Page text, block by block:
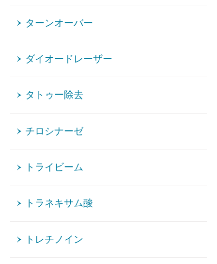
ターンオーバー
ダイオードレーザー
タトゥー除去
チロシナーゼ
トライビーム
トラネキサム酸
トレチノイン